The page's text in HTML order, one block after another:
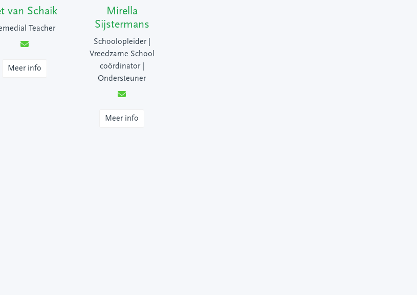
van Schaik
Teacher
Meer info
Mirella
Sijstermans
Schoolopleider |
Vreedzame School
coördinator |
Ondersteuner
Meer info